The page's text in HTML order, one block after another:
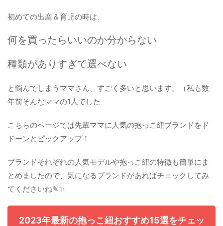
初めての出産＆育児の時は、
何を買ったらいいのか分からない
種類がありすぎて選べない
と悩んでしまうママさん、すごく多いと思います。（私も数
年前そんなママの1人でした
こちらのページでは先輩ママに人気の抱っこ紐ブランドをド
ドーンとピックアップ！
ブランドそれぞれの人気モデルや抱っこ紐の特徴も簡単にま
とめましたので、気になるブランドがあればチェックしてみ
てくださいね✎✨
2023年最新の抱っこ紐おすすめ15選をチェッ